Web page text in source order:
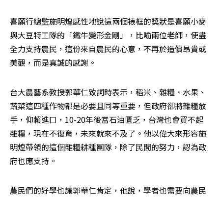
喜願行總監施明煌感性地說這兩個裱框的獎狀是喜願小麥
與大豆特工隊的「鐵牛變形金剛」，比喻兩位老師，使盡
全力支持農民，這份來自農民的心意，不再於造價昂貴或
美觀，而是真誠的感謝。
台大農藝系教授郭華仁致詞時表示，稻米、雜糧、水果、
蔬菜這四種作物都是必要且同等重要，但政府卻將雜糧放
手，仰賴進口，10-20年後當石油匱乏，台灣也會買不起
雜糧，現在不復育，未來就來不及了。他以偉大來形容施
明煌帶領的這個雜糧耕種團隊，除了民間的努力，認為政
府也應支持。
農民們的好學也讓郭華仁肯定，他說，學者也需要向農民